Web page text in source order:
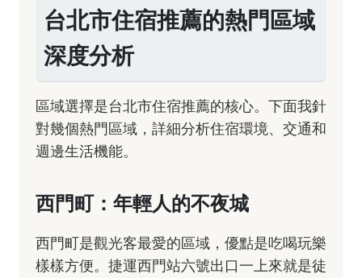
台北市住宿推薦的熱門區域
深度分析
區域選擇是台北市住宿推薦的核心。下面我針
對幾個熱門區域，詳細分析住宿環境、交通和
週邊生活機能。
西門町：年輕人的不夜城
西門町是觀光客最愛的區域，優點是吃喝玩樂
樣樣方便。捷運西門站六號出口一上來就是徒